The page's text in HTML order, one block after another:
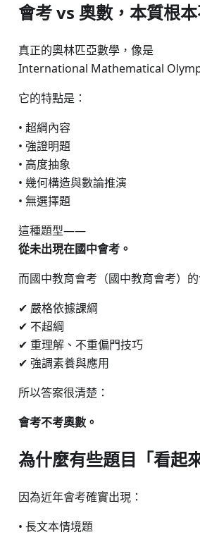
會考 vs 奧數，本質根
真正的奧林匹亞數學，像是
International Mathematical
它的特點是：
• 超綱內容
• 強證明題
• 高度抽象
• 幾何構造與數論推演
• 無選擇題
這種題型——
從未出現在國中會考。
而國中教育會考（國中教育會考）
✔ 嚴格依據課綱
✔ 不超綱
✔ 重理解、不重偏門技巧
✔ 強調素養與應用
所以答案很清楚：
會考不考奧數。
為什麼有些題目「看起
因為近年會考確實出現：
• 長文本情境題